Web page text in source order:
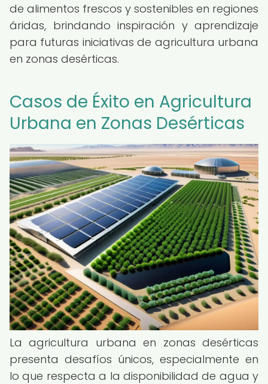
de alimentos frescos y sostenibles en regiones
áridas, brindando inspiración y aprendizaje
para futuras iniciativas de agricultura urbana
en zonas desérticas.
Casos de Éxito en Agricultura
Urbana en Zonas Desérticas
La agricultura urbana en zonas desérticas
presenta desafíos únicos, especialmente en
lo que respecta a la disponibilidad de agua y